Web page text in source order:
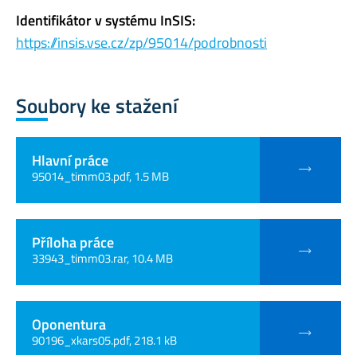
Identifikátor v systému InSIS:
https://insis.vse.cz/zp/95014/podrobnosti
Soubory ke stažení
Hlavní práce
95014_timm03.pdf, 1.5 MB
Příloha práce
33943_timm03.rar, 10.4 MB
Oponentura
90196_xkars05.pdf, 218.1 kB